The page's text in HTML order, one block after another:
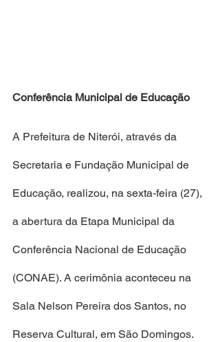
Conferência Municipal de Educação
A Prefeitura de Niterói, através da
Secretaria e Fundação Municipal de
Educação, realizou, na sexta-feira (27),
a abertura da Etapa Municipal da
Conferência Nacional de Educação
(CONAE). A cerimônia aconteceu na
Sala Nelson Pereira dos Santos, no
Reserva Cultural, em São Domingos.